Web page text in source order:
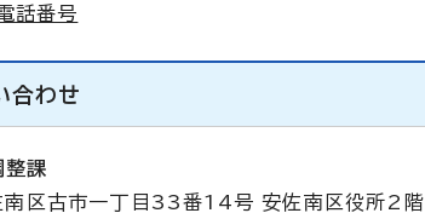
話番号
合わせ
整課
古市一丁目33番14号 安佐南区役所2階